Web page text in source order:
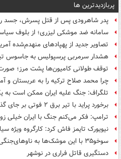
پربازدیدترین ها
پدر شاهرودی پس از قتل پسرش، جسد
سامانه ضد موشکی لیزری؛ از بلوف
تصاویر جدید از پهپادهای منهدم‌شده
هشدار سرمربی پرسپولیس به جاسوس
توقف طولانی کامیون‌ها پشت مرز؛
چرا محمد صلاح ترکیه را به عربستان و
تلگراف: جنگ علیه ایران ممکن است به
برخورد پراید با تیر برق ۲ فوتی بر جای گذاشت
ترامپ: فکر می‌کنم جنگ با ایران خیلی
نیویورک تایمز فاش کرد: کارگروه ویژه
سوخو۳۵ با این موشک‌ها به ناوهای‌جنگی حمله می‌کند
دستگیری قاتل فراری در نوشهر